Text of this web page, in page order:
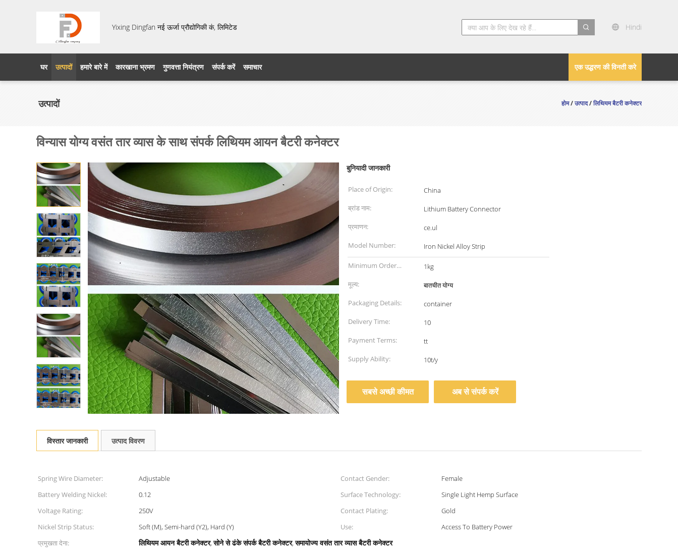
Yixing Dingfan नई ऊर्जा प्रौद्योगिकी कं, लिमिटेड
Hindi
एक उद्धरण की विनती करे
घर उत्पादों हमारे बारे में कारखाना भ्रमण गुणवत्ता नियंत्रण संपर्क करें समाचार
उत्पादों होम/उत्पाद/लिथियम बैटरी कनेक्टर
विन्यास योग्य वसंत तार व्यास के साथ संपर्क लिथियम आयन बैटरी कनेक्टर
बुनियादी जानकारी
Place of Origin:
China
ब्रांड नाम:
Lithium Battery Connector
प्रमाणन:
ce.ul
Model Number:
Iron Nickel Alloy Strip
Minimum Order
Quantity:
1kg
मूल्य:
बातचीत योग्य
Packaging Details:
container
Delivery Time:
10
Payment Terms:
tt
Supply Ability:
10t/y
सबसे अच्छी कीमत अब से संपर्क करें
विस्तार जानकारी उत्पाद विवरण
Spring Wire Diameter: Adjustable Contact Gender:
Female
Battery Welding Nickel:
0.12 Surface Technology:
Single Light Hemp Surface
Voltage Rating:
250V Contact Plating:
Gold
Nickel Strip Status:
Soft (M), Semi-hard (Y2), Hard (Y) Use:
Access To Battery Power
प्रमुखता देना:
लिथियम आयन बैटरी कनेक्टर,सोने से ढंके संपर्क बैटरी कनेक्टर,समायोज्य वसंत तार व्यास बैटरी कनेक्टर